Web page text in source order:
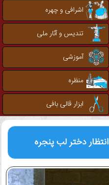
اشرافی و چهره
تندیس و آثار ملی
آموزشی
منظره
ابزار قالی بافی
انتظار دختر لب پنجره